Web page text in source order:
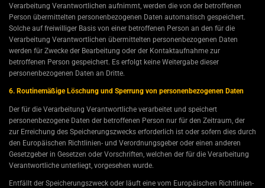
Verarbeitung Verantwortlichen aufnimmt, werden die von der betroffenen
Person übermittelten personenbezogenen Daten automatisch gespeichert.
Solche auf freiwilliger Basis von einer betroffenen Person an den für die
Verarbeitung Verantwortlichen übermittelten personenbezogenen Daten
werden für Zwecke der Bearbeitung oder der Kontaktaufnahme zur
betroffenen Person gespeichert. Es erfolgt keine Weitergabe dieser
personenbezogenen Daten an Dritte.
6. Routinemäßige Löschung und Sperrung von personenbezogenen Daten
Der für die Verarbeitung Verantwortliche verarbeitet und speichert
personenbezogene Daten der betroffenen Person nur für den Zeitraum, der
zur Erreichung des Speicherungszwecks erforderlich ist oder sofern dies durch
den Europäischen Richtlinien- und Verordnungsgeber oder einen anderen
Gesetzgeber in Gesetzen oder Vorschriften, welchen der für die Verarbeitung
Verantwortliche unterliegt, vorgesehen wurde.
Entfällt der Speicherungszweck oder läuft eine vom Europäischen Richtlinien-